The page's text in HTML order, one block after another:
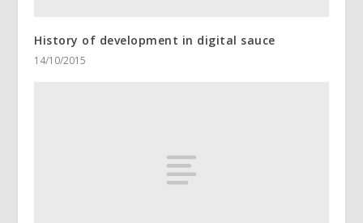
History of development in digital sauce
14/10/2015